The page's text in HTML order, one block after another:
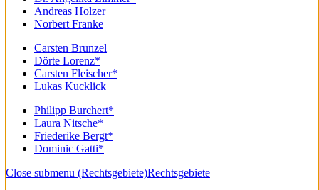
Andreas Holzer
Norbert Franke
Carsten Brunzel
Dörte Lorenz*
Carsten Fleischer*
Lukas Kucklick
Philipp Burchert*
Laura Nitsche*
Friederike Bergt*
Dominic Gatti*
Close submenu (Rechtsgebiete)Rechtsgebiete